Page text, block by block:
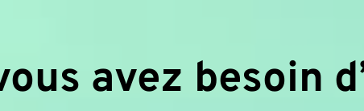
avez besoin